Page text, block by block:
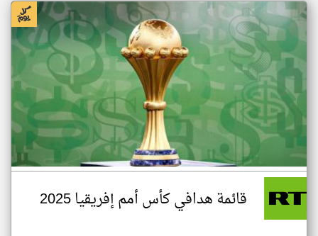
قائمة هدافي كأس أمم إفريقيا 2025